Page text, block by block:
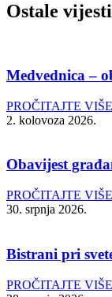
Ostale vijesti
Medvednica –
PROČITAJTE
2. kolovoza 2026.
Obavijest
PROČITAJTE
30. srpnja 2026.
Bistrani pri
PROČITAJTE